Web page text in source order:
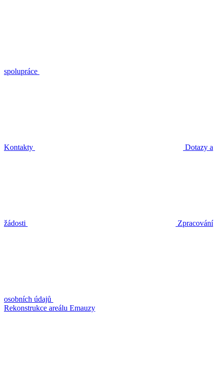
spolupráce
Kontakty Dotazy a
žádosti Zpracování
osobních údajů
Rekonstrukce areálu Emauzy